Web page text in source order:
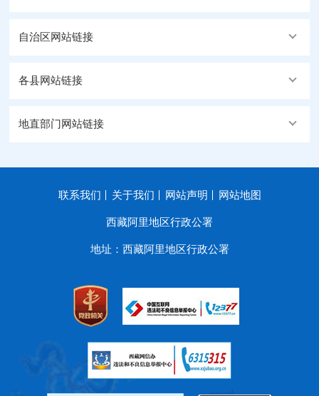
自治区网站链接
各县网站链接
地直部门网站链接
联系我们 关于我们 网站声明 网站地图
西藏阿里地区行政公署
地址：西藏阿里地区行政公署